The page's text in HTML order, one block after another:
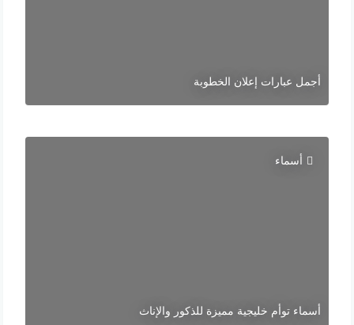
أجمل عبارات إعلان الخطوبة
أسماء
أسماء توأم خليجية مميزة للذكور والإناث